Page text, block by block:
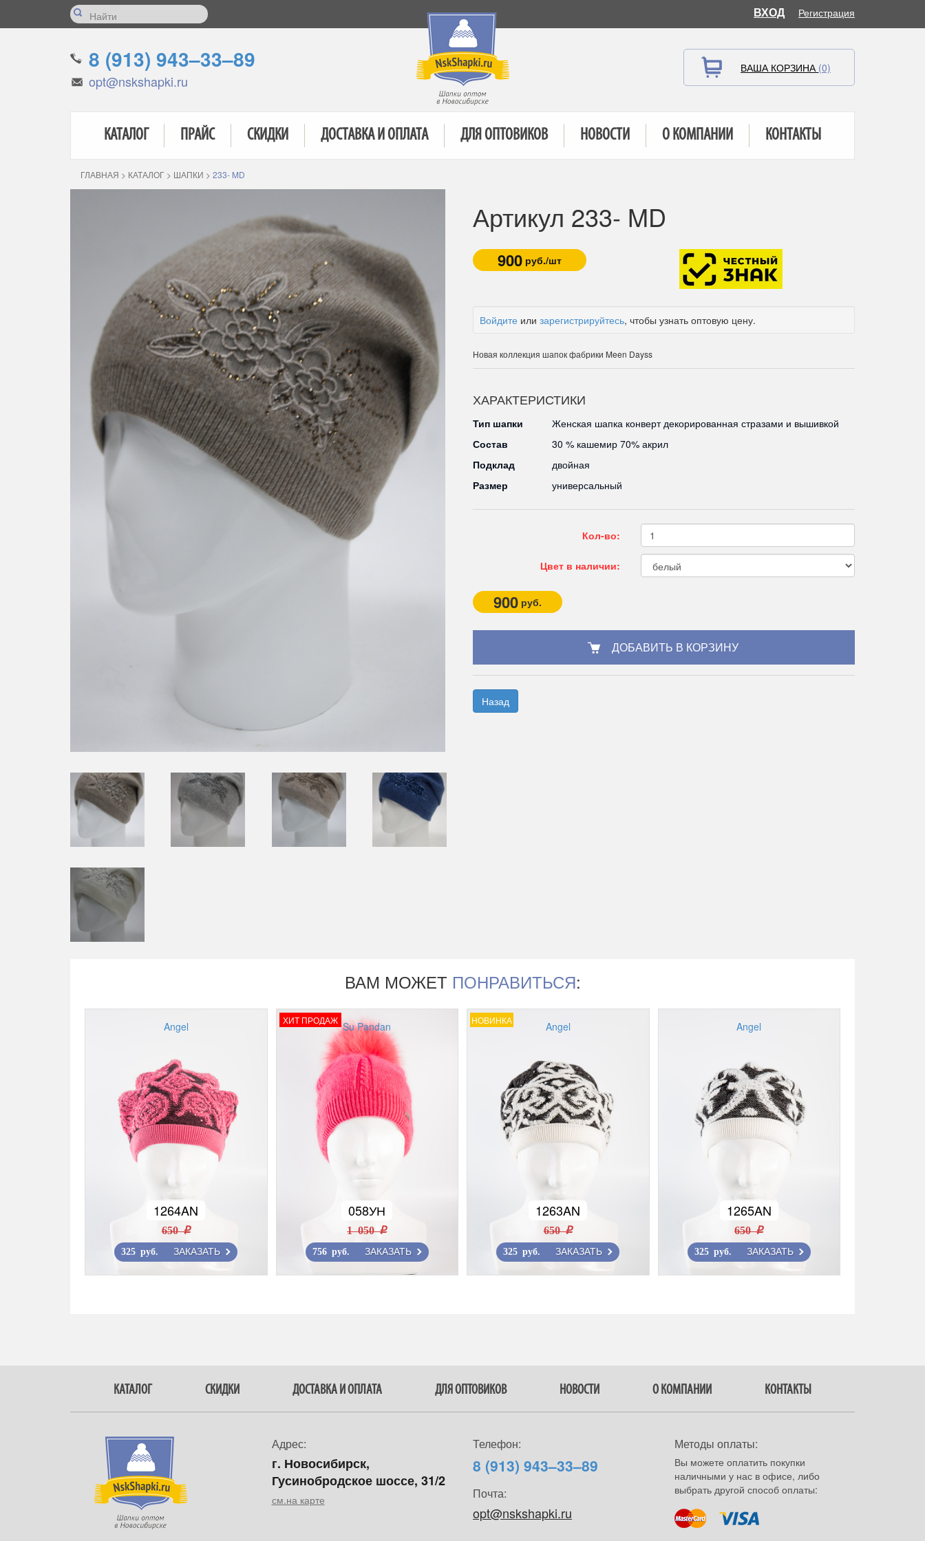
ВХОД Регистрация
8 (913) 943–33–89
opt@nskshapki.ru
ВАША КОРЗИНА (0)
КАТАЛОГ ПРАЙС СКИДКИ ДОСТАВКА И ОПЛАТА ДЛЯ ОПТОВИКОВ НОВОСТИ О КОМПАНИИ КОНТАКТЫ
ГЛАВНАЯ > КАТАЛОГ > ШАПКИ > 233- MD
Артикул 233- MD
900 руб./шт
Войдите или зарегистрируйтесь, чтобы узнать оптовую цену.
Новая коллекция шапок фабрики Meen Dayss
ХАРАКТЕРИСТИКИ
Тип шапки
Женская шапка конверт декорированная стразами и вышивкой
Состав
30 % кашемир 70% акрил
Подклад
двойная
Размер
универсальный
Кол-во:
Цвет в наличии:
900 руб.
Назад
ВАМ МОЖЕТ ПОНРАВИТЬСЯ:
Angel
1264AN
650 r
325 руб. ЗАКАЗАТЬ
ХИТ ПРОДАЖ Su Pandan
058УН
1 050 r
756 руб. ЗАКАЗАТЬ
НОВИНКА Angel
1263AN
650 r
325 руб. ЗАКАЗАТЬ
Angel
1265AN
650 r
325 руб. ЗАКАЗАТЬ
КАТАЛОГ СКИДКИ ДОСТАВКА И ОПЛАТА ДЛЯ ОПТОВИКОВ НОВОСТИ О КОМПАНИИ КОНТАКТЫ
Адрес:
г. Новосибирск,
Гусинобродское шоссе, 31/2
см.на карте
Телефон:
8 (913) 943–33–89
Почта:
opt@nskshapki.ru
Методы оплаты:
Вы можете оплатить покупки
наличными у нас в офисе, либо
выбрать другой способ оплаты: